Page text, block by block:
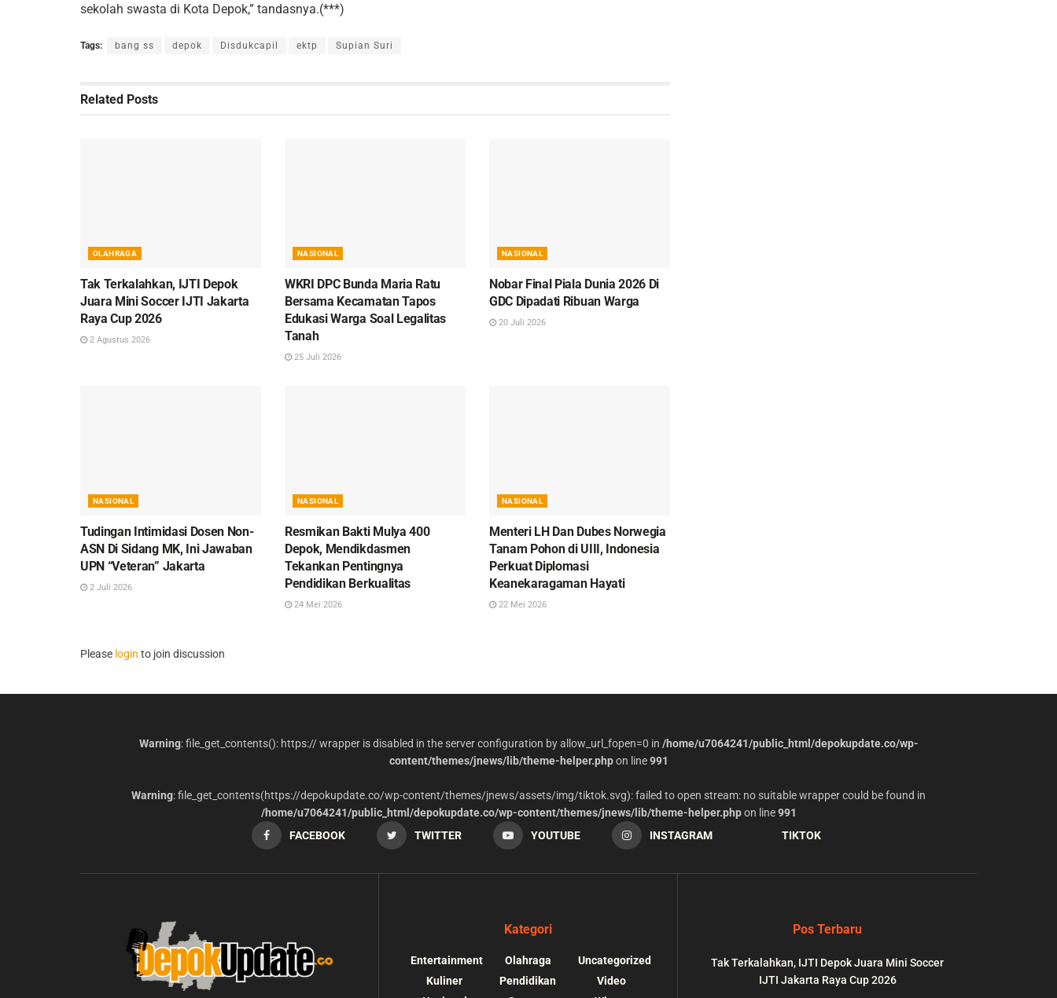
sekolah swasta di Kota Depok,” tandasnya.(***)
Tags: bang ss depok Disdukcapil ektp Supian Suri
Related Posts
OLAHRAGA
Tak Terkalahkan, IJTI Depok
Juara Mini Soccer IJTI Jakarta
Raya Cup 2026
2 Agustus 2026
NASIONAL
WKRI DPC Bunda Maria Ratu
Bersama Kecamatan Tapos
Edukasi Warga Soal Legalitas
Tanah
25 Juli 2026
NASIONAL
Nobar Final Piala Dunia 2026 Di
GDC Dipadati Ribuan Warga
20 Juli 2026
NASIONAL
Tudingan Intimidasi Dosen Non-
ASN Di Sidang MK, Ini Jawaban
UPN “Veteran” Jakarta
2 Juli 2026
NASIONAL
Resmikan Bakti Mulya 400
Depok, Mendikdasmen
Tekankan Pentingnya
Pendidikan Berkualitas
24 Mei 2026
NASIONAL
Menteri LH Dan Dubes Norwegia
Tanam Pohon di UIII, Indonesia
Perkuat Diplomasi
Keanekaragaman Hayati
22 Mei 2026
Please login to join discussion
Warning: file_get_contents(): https:// wrapper is disabled in the server configuration by allow_url_fopen=0 in /home/u7064241/public_html/depokupdate.co/wp-
content/themes/jnews/lib/theme-helper.phpon line991
Warning: file_get_contents(https://depokupdate.co/wp-content/themes/jnews/assets/img/tiktok.svg): failed to open stream: no suitable wrapper could be found in
/home/u7064241/public_html/depokupdate.co/wp-content/themes/jnews/lib/theme-helper.phpon line991
FACEBOOK
TWITTER YOUTUBE INSTAGRAM TIKTOK
Kategori
Entertainment
Kuliner
Olahraga
Pendidikan
Uncategorized
Video
Pos Terbaru
Tak Terkalahkan, IJTI Depok Juara Mini Soccer
IJTI Jakarta Raya Cup 2026